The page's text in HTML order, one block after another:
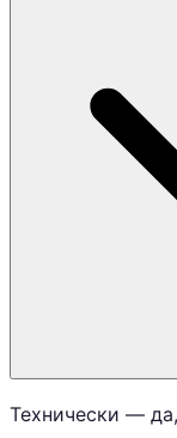
Технически —